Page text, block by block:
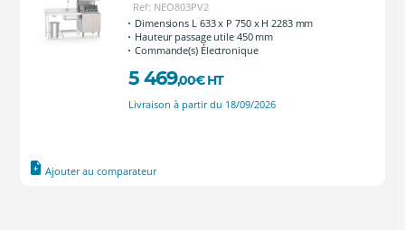
Ref: NEO803PV2
Dimensions L 633 x P 750 x H 2283 mm
Hauteur passage utile 450 mm
Commande(s) Électronique
5 469,00€ HT
Livraison à partir du 18/09/2026
Ajouter au comparateur